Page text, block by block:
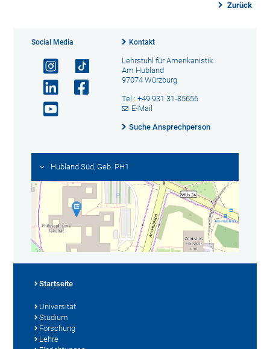
Zurück
Social Media Kontakt
Lehrstuhl für Amerikanistik
Am Hubland
97074 Würzburg
Tel.: +49 931 31-85656
E-Mail
Suche Ansprechperson
Hubland Süd, Geb. PH1
Startseite
Universität
Studium
Forschung
Lehre